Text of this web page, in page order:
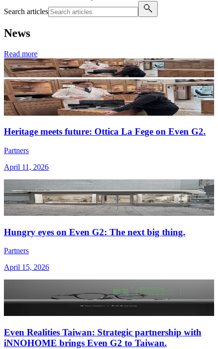
Search articles
News
Read more
Heritage meets future: Ottica La Fege on Even G2.
Partners
April 11, 2026
Hungry eyes on Even G2: The next big thing.
Partners
April 15, 2026
Even Realities Taiwan: Strategic partnership with
iNNOHOME brings Even G2 to Taiwan.